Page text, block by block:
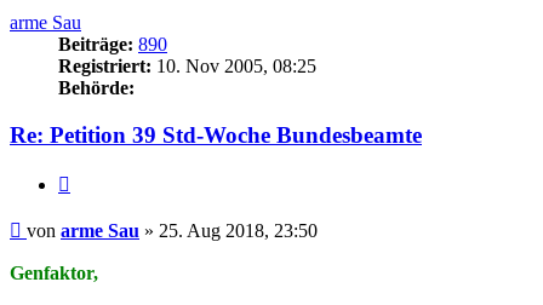
arme Sau
Beiträge: 890
Registriert: 10. Nov 2005, 08:25
Behörde:
Re: Petition 39 Std-Woche Bundesbeamte
Beitrag
von arme Sau » 25. Aug 2018, 23:50
Genfaktor,